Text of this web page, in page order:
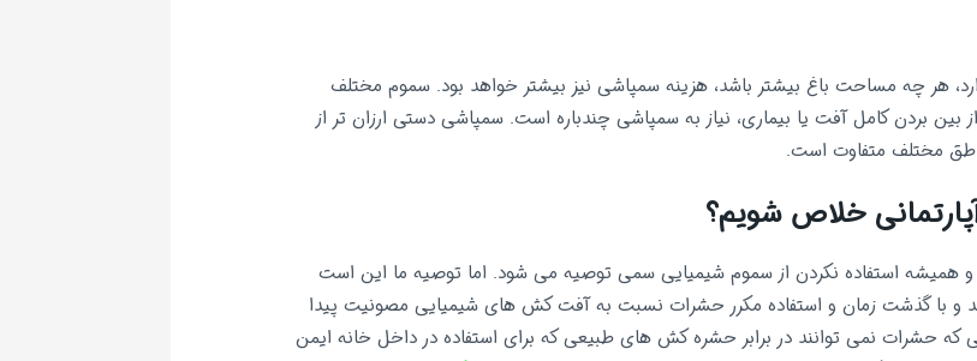
هر چه مساحت باغ بیشتر باشد، هزینه سمپاشی نیز بیشتر خواهد بود. سموم مختلف
بین بردن کامل آفت یا بیماری، نیاز به سمپاشی چندباره است. سمپاشی دستی ارزان تر از
مختلف متفاوت است.
خلاص شویم؟
و همیشه استفاده نکردن از سموم شیمیایی سمی توصیه می شود. اما توصیه ما این است
و با گذشت زمان و استفاده مکرر حشرات نسبت به آفت کش های شیمیایی مصونیت پیدا
که حشرات نمی توانند در برابر حشره کش های طبیعی که برای استفاده در داخل خانه ایمن